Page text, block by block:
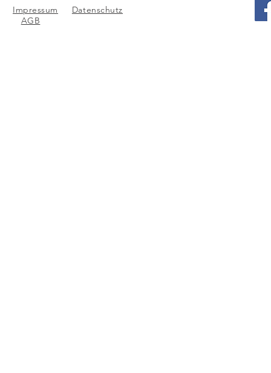
Impressum
Datenschutz
AGB